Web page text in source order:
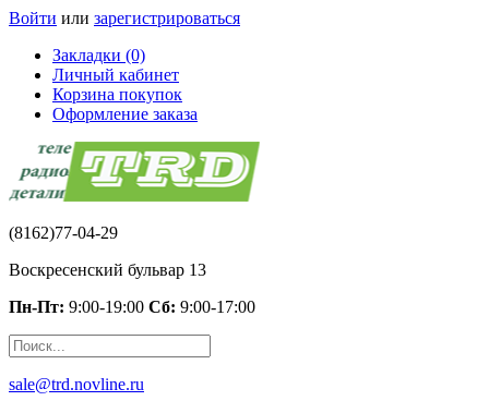
Войти или зарегистрироваться
Закладки (0)
Личный кабинет
Корзина покупок
Оформление заказа
(8162)77-04-29
Воскресенский бульвар 13
Пн-Пт: 9:00-19:00 Сб: 9:00-17:00
sale@trd.novline.ru